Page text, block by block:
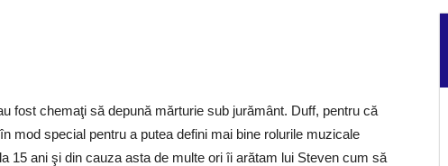
fost chemaţi să depună mărturie sub jurământ. Duff, pentru că
mod special pentru a putea defini mai bine rolurile muzicale
15 ani şi din cauza asta de multe ori îi arătam lui Steven cum să